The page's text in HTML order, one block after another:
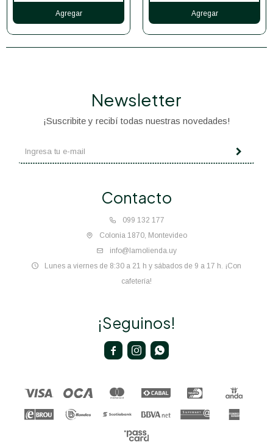
Contacto
099 132 177
Colonia 1870, Montevideo
info@lamolienda.uy
Lunes a viernes de 8:30 a 21 h y sábados de 9 a 17 h. ¡Con
cafetería!
Newsletter
¡Suscribite y recibí todas nuestras novedades!
¡Seguinos!
  